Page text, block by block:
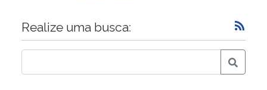
Ministério da Economia
Ministério da Infraestrutura
Início do conteúdo
Realize uma busca: